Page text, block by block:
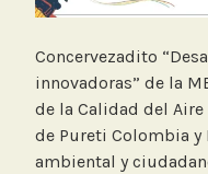
Concervezadito
innovadoras” de la
de la Calidad del
de Pureti Colombia y
ambiental y